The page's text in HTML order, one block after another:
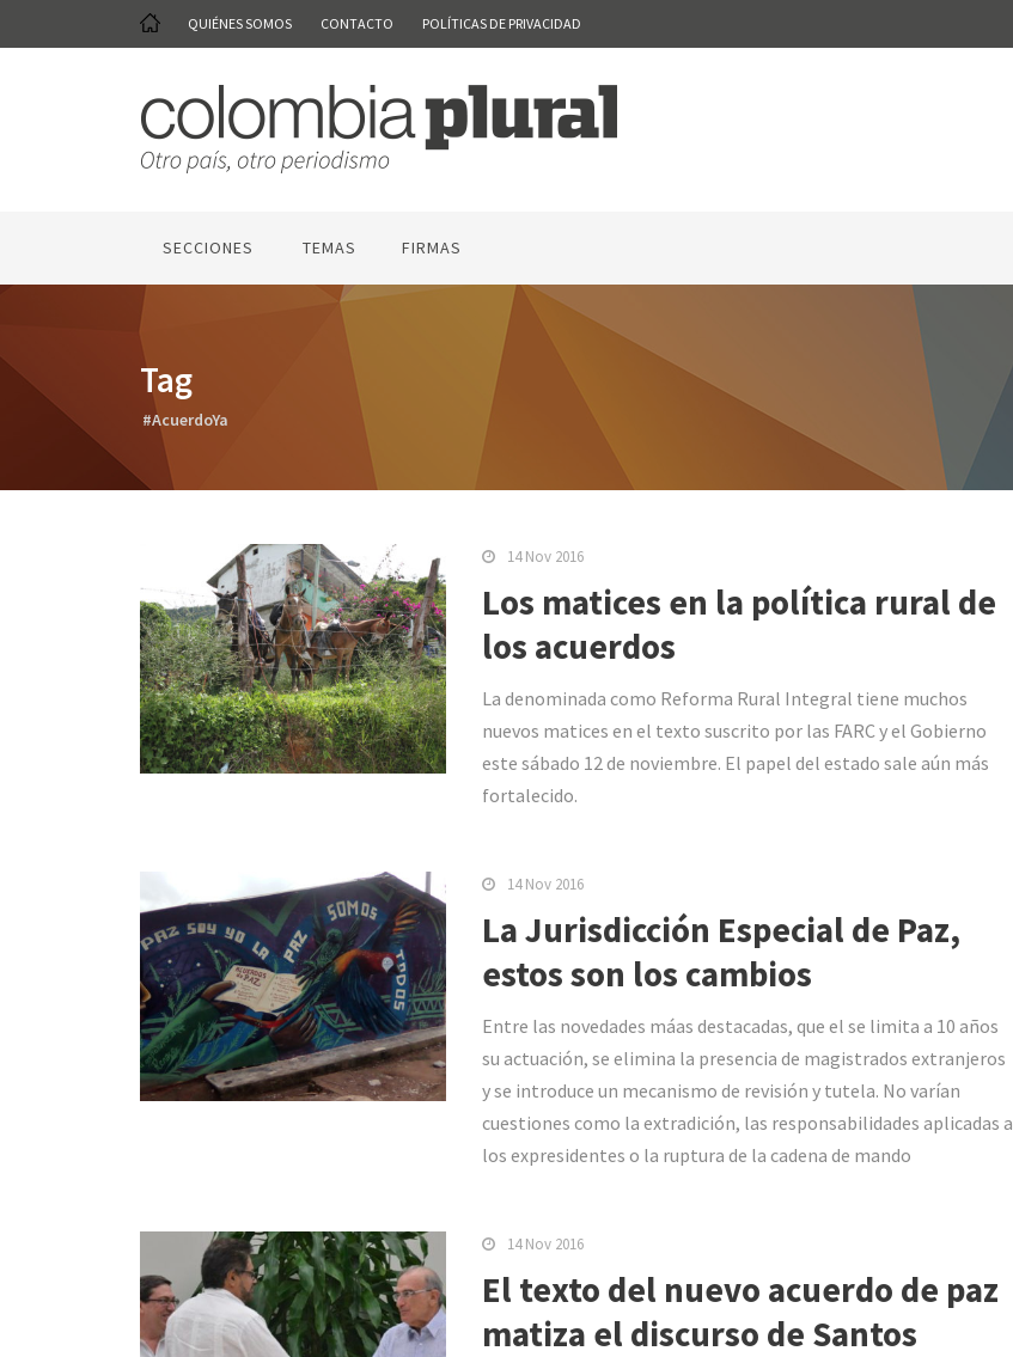
QUIÉNES SOMOS CONTACTO POLÍTICAS DE PRIVACIDAD
SECCIONES TEMAS FIRMAS
Tag
#AcuerdoYa
14 Nov 2016
Los matices en la política rural de
los acuerdos
La denominada como Reforma Rural Integral tiene muchos
nuevos matices en el texto suscrito por las FARC y el Gobierno
este sábado 12 de noviembre. El papel del estado sale aún más
fortalecido.
14 Nov 2016
La Jurisdicción Especial de Paz,
estos son los cambios
Entre las novedades máas destacadas, que el se limita a 10 años
su actuación, se elimina la presencia de magistrados extranjeros
y se introduce un mecanismo de revisión y tutela. No varían
cuestiones como la extradición, las responsabilidades aplicadas a
los expresidentes o la ruptura de la cadena de mando
14 Nov 2016
El texto del nuevo acuerdo de paz
matiza el discurso de Santos